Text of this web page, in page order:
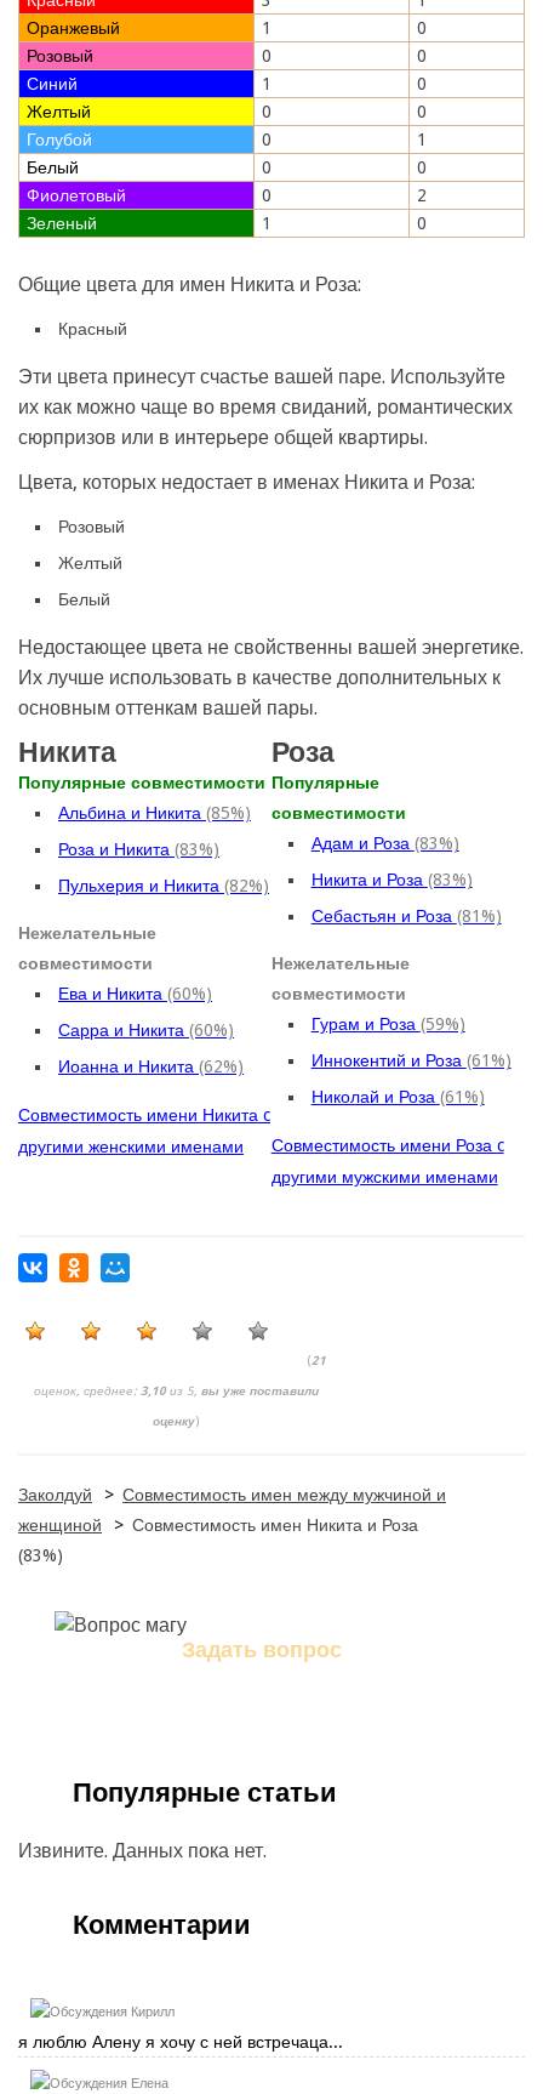
Оранжевый
1
0
Розовый
0
0
Синий
1
0
Желтый
0
0
Голубой
0
1
Белый
0
0
Фиолетовый
0
2
Зеленый
1 0
Общие цвета для имен Никита и Роза:
Красный
Эти цвета принесут счастье вашей паре. Используйте
их как можно чаще во время свиданий, романтических
сюрпризов или в интерьере общей квартиры.
Цвета, которых недостает в именах Никита и Роза:
Розовый
Желтый
Белый
Недостающее цвета не свойственны вашей энергетике.
Их лучше использовать в качестве дополнительных к
основным оттенкам вашей пары.
Никита
Популярные совместимости
Альбина и Никита (85%)
Роза и Никита (83%)
Пульхерия и Никита (82%)
Нежелательные
совместимости
Ева и Никита (60%)
Сарра и Никита (60%)
Иоанна и Никита (62%)
Совместимость имени Никита c
другими женскими именами
Роза
Популярные
совместимости
Адам и Роза (83%)
Никита и Роза (83%)
Себастьян и Роза (81%)
Нежелательные
совместимости
Гурам и Роза (59%)
Иннокентий и Роза (61%)
Николай и Роза (61%)
Совместимость имени Роза c
другими мужскими именами
(21
оценок, среднее: 3,10из 5, вы уже поставили
оценку)
Заколдуй > Совместимость имен между мужчиной и
женщиной
> Совместимость имен Никита и Роза
(83%)
Задать вопрос
Популярные статьи
Извините. Данных пока нет.
Комментарии
Кирилл
я люблю Алену я хочу с ней встречаца...
Елена